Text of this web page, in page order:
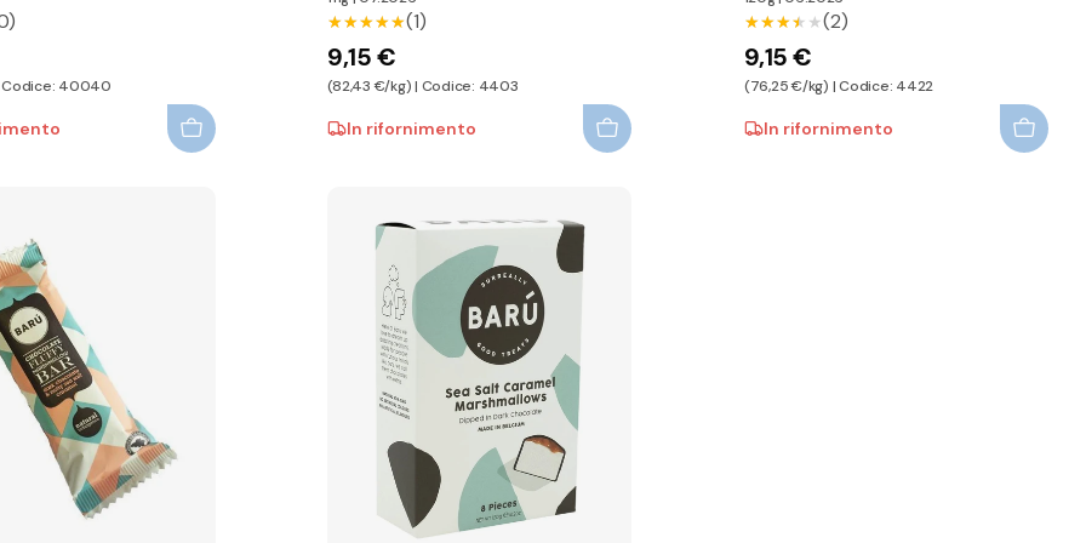
Codice: 40040
★★★★★
★★★★★(1)
9,15 €
(82,43 €/kg) | Codice: 4403
In rifornimento
★★★★★
★★★★★(2)
9,15 €
(76,25 €/kg) | Codice: 4422
In rifornimento